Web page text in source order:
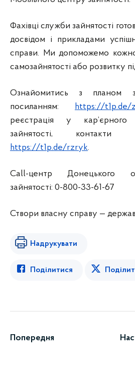
Фахівці служби зайнятості
досвідом і прикладами
справи. Ми допоможемо
самозайнятості або розвитку
Ознайомитись з планом
посиланням: https://t1p.de/
реєстрація у
зайнятості, контакти
https://t1p.de/rzryk.
Call-центр Донецького
зайнятості: 0-800-33-61-67
Створи власну справу —
Надрукувати
Поділитися
Попередня